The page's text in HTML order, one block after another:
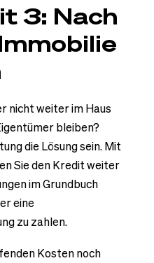
3: Nach
nicht weiter im Haus
bleiben?
die Lösung sein. Mit
Sie den Kredit weiter
im Grundbuch
eine
zu zahlen.
Kosten noch